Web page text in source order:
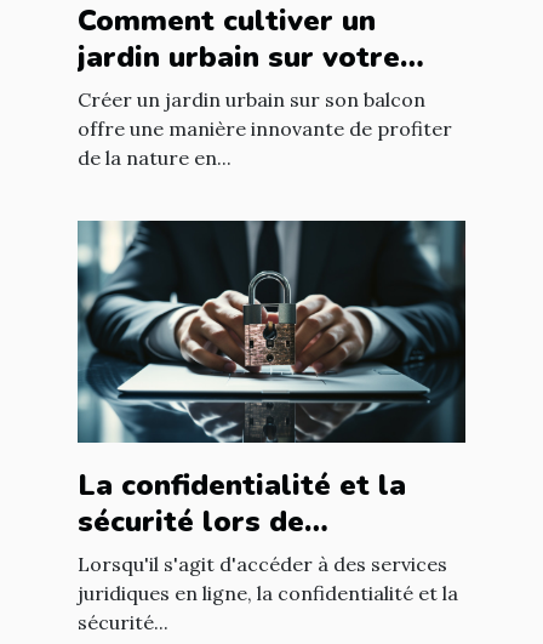
Comment cultiver un
jardin urbain sur votre
balcon
Créer un jardin urbain sur son balcon
offre une manière innovante de profiter
de la nature en...
La confidentialité et la
sécurité lors de
l'utilisation d'un avocat en
ligne
Lorsqu'il s'agit d'accéder à des services
juridiques en ligne, la confidentialité et la
sécurité...